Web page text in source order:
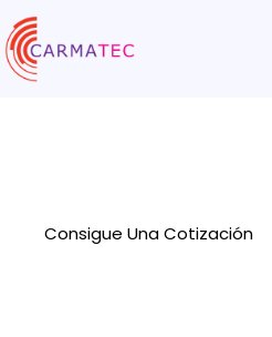
Consigue Una Cotización